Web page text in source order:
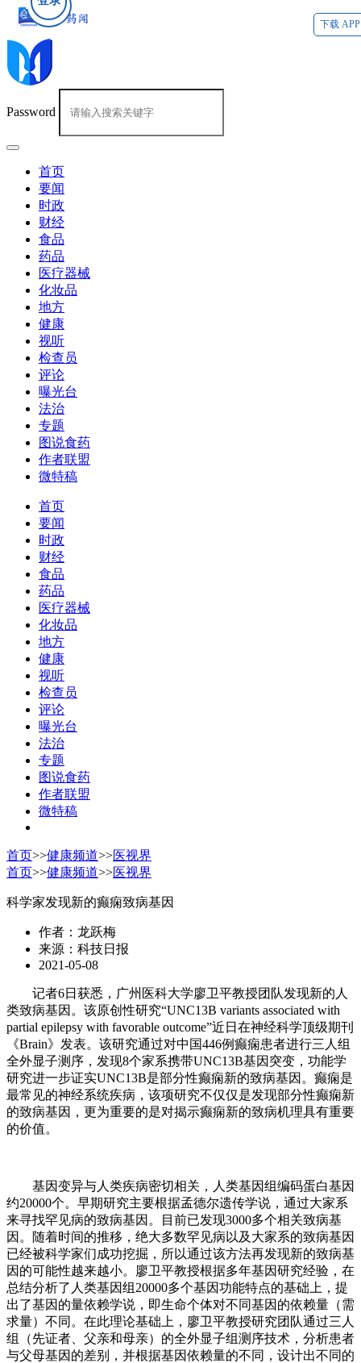
下载 APP
Password
首页
要闻
时政
财经
食品
药品
医疗器械
化妆品
地方
健康
视听
检查员
评论
曝光台
法治
专题
图说食药
作者联盟
微特稿
首页
要闻
时政
财经
食品
药品
医疗器械
化妆品
地方
健康
视听
检查员
评论
曝光台
法治
专题
图说食药
作者联盟
微特稿
首页>>健康频道>>医视界
首页>>健康频道>>医视界
科学家发现新的癫痫致病基因
作者：龙跃梅
来源：科技日报
2021-05-08
记者6日获悉，广州医科大学廖卫平教授团队发现新的人
类致病基因。该原创性研究“UNC13B variants associated with
partial epilepsy with favorable outcome”近日在神经科学顶级期刊
《Brain》发表。该研究通过对中国446例癫痫患者进行三人组
全外显子测序，发现8个家系携带UNC13B基因突变，功能学
研究进一步证实UNC13B是部分性癫痫新的致病基因。癫痫是
最常见的神经系统疾病，该项研究不仅仅是发现部分性癫痫新
的致病基因，更为重要的是对揭示癫痫新的致病机理具有重要
的价值。
基因变异与人类疾病密切相关，人类基因组编码蛋白基因
约20000个。早期研究主要根据孟德尔遗传学说，通过大家系
来寻找罕见病的致病基因。目前已发现3000多个相关致病基
因。随着时间的推移，绝大多数罕见病以及大家系的致病基因
已经被科学家们成功挖掘，所以通过该方法再发现新的致病基
因的可能性越来越小。廖卫平教授根据多年基因研究经验，在
总结分析了人类基因组20000多个基因功能特点的基础上，提
出了基因的量依赖学说，即生命个体对不同基因的依赖量（需
求量）不同。在此理论基础上，廖卫平教授研究团队通过三人
组（先证者、父亲和母亲）的全外显子组测序技术，分析患者
与父母基因的差别，并根据基因依赖量的不同，设计出不同的